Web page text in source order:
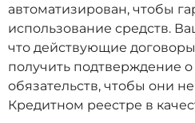
автоматизирован, чтобы
использование средств.
что действующие
получить подтверждение
обязательств, чтобы они
Кредитном реестре в